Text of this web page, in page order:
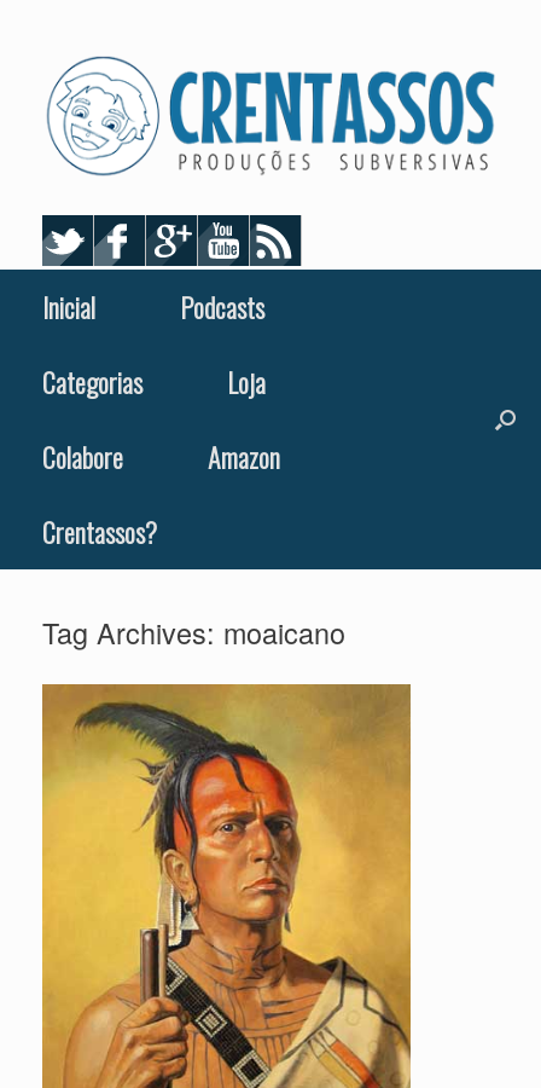
Inicial
Podcasts
Categorias
Loja
Colabore
Amazon
Crentassos?
Tag Archives: moaicano